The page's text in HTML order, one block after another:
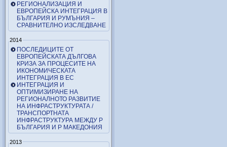
РЕГИОНАЛИЗАЦИЯ И
ЕВРОПЕЙСКА ИНТЕГРАЦИЯ В
БЪЛГАРИЯ И РУМЪНИЯ –
СРАВНИТЕЛНО ИЗСЛЕДВАНЕ
2014
ПОСЛЕДИЦИТЕ ОТ
ЕВРОПЕЙСКАТА ДЪЛГОВА
КРИЗА ЗА ПРОЦЕСИТЕ НА
ИКОНОМИЧЕСКАТА
ИНТЕГРАЦИЯ В ЕС
ИНТЕГРАЦИЯ И
ОПТИМИЗИРАНЕ НА
РЕГИОНАЛНОТО РАЗВИТИЕ
НА ИНФРАСТРУКТУРАТА /
ТРАНСПОРТНАТА
ИНФРАСТРУКТУРА МЕЖДУ Р
БЪЛГАРИЯ И Р МАКЕДОНИЯ
2013